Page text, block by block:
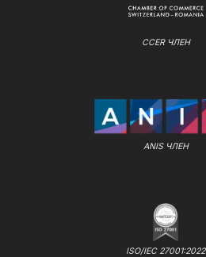
CCER ЧЛЕН
ANIS ЧЛЕН
ISO/IEC 27001:2022